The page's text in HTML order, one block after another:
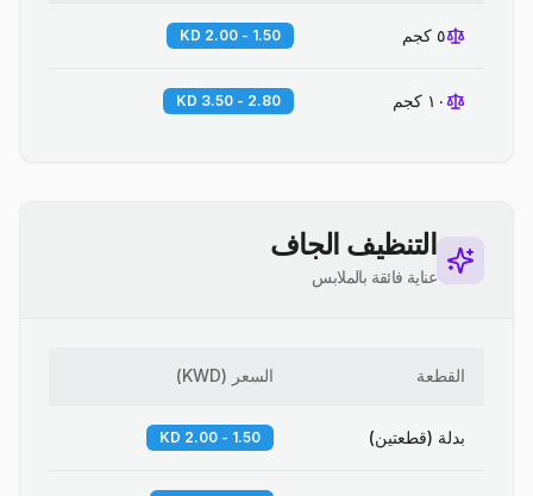
٥ كجم 1.50 - 2.00 KD
١٠ كجم 2.80 - 3.50 KD
التنظيف الجاف
عناية فائقة بالملابس
القطعة السعر (
KWD
)
بدلة (قطعتين) 1.50 - 2.00 KD